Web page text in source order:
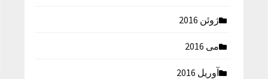
ژوئن 2016
می 2016
آوریل 2016